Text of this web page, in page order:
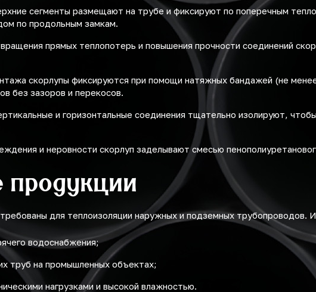
сегменты размещают на трубе и фиксируют по поперечным
по продольным замкам.
прямых теплопотерь и повышения прочности соединений
скорлупы фиксируются при помощи натяжных бандажей (не
без зазоров и перекосов.
и горизонтальные соединения тщательно изолируют,
и неровности скорлуп заделывают смесью
для теплоизоляции наружных и подземных трубопроводов.
водоснабжения;
труб на промышленных объектах;
нагрузками и высокой влажностью.